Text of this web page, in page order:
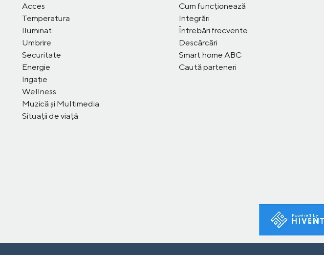
Acces
Temperatura
Iluminat
Umbrire
Securitate
Energie
Irigație
Wellness
Muzică și Multimedia
Situații de viață
Cum funcționează
Integrări
Întrebări frecvente
Descărcări
Smart home ABC
Caută parteneri